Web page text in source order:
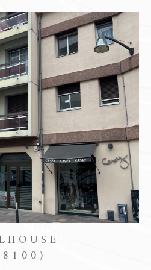
nous garantissons des
attractives,
constante évolution.
quête d’un
achat
vendre votre
engageons à vous
pour maximiser
optimiser lavaleur de
un appartement à
de bien ? Alliances